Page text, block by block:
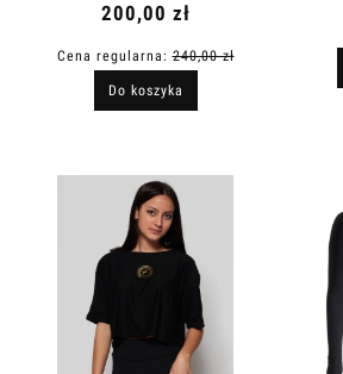
200,00 zł
Cena regularna:240,00 zł
Do koszyka